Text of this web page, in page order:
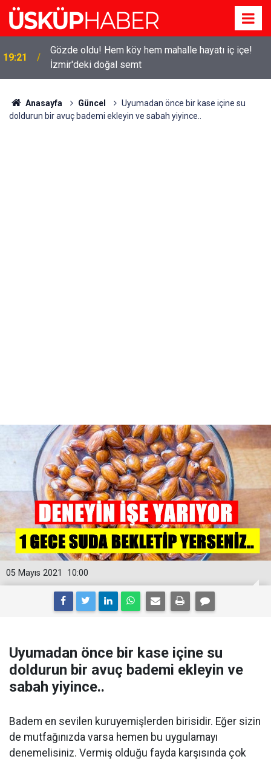
19:21
Gözde oldu! Hem köy hem mahalle hayatı iç içe!
İzmir'deki doğal semt
Anasayfa Güncel
Uyumadan önce bir kase içine su
doldurun bir avuç bademi ekleyin ve sabah yiyince..
10:00
05 Mayıs 2021
Uyumadan önce bir kase içine su
doldurun bir avuç bademi ekleyin ve
sabah yiyince..
Badem en sevilen kuruyemişlerden birisidir. Eğer sizin
de mutfağınızda varsa hemen bu uygulamayı
denemelisiniz. Vermiş olduğu fayda karşısında çok